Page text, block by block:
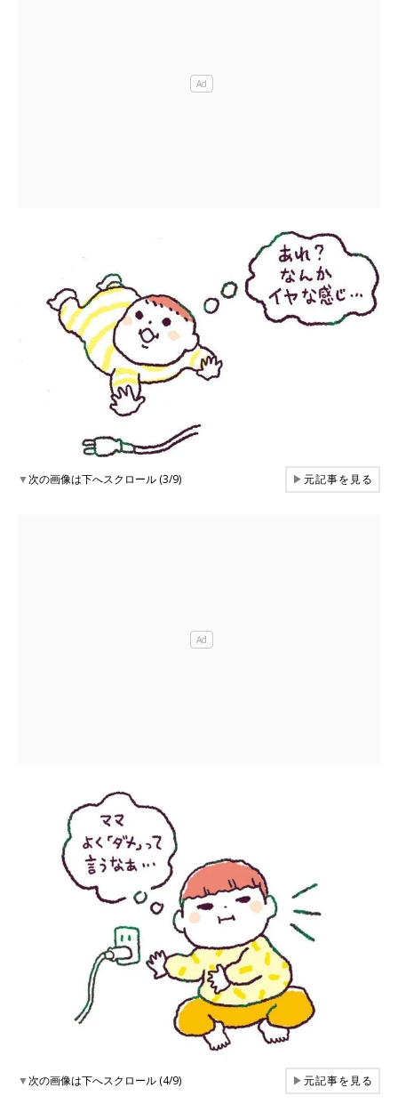
▼次の画像は下へスクロール (3/9) ▶元記事を見る
▼次の画像は下へスクロール (4/9) ▶元記事を見る